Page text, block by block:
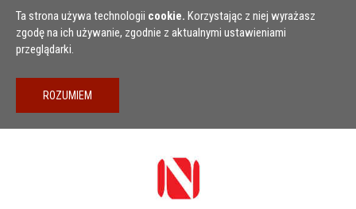
Przejdź do treści
Ta strona używa technologii cookie. Korzystając z niej wyrażasz
zgodę na ich używanie, zgodnie z aktualnymi ustawieniami
przeglądarki.